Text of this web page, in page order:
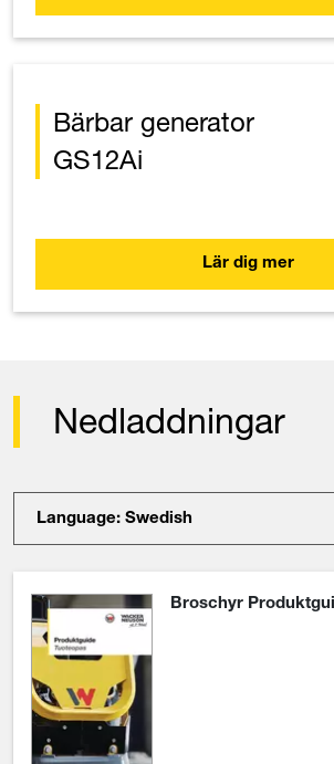
Bärbar generator
GS12Ai
Lär dig mer
Nedladdningar
Language: Swedish
Broschyr